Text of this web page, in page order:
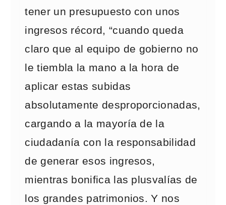
tener un presupuesto con unos
ingresos récord, “cuando queda
claro que al equipo de gobierno no
le tiembla la mano a la hora de
aplicar estas subidas
absolutamente desproporcionadas,
cargando a la mayoría de la
ciudadanía con la responsabilidad
de generar esos ingresos,
mientras bonifica las plusvalías de
los grandes patrimonios. Y nos